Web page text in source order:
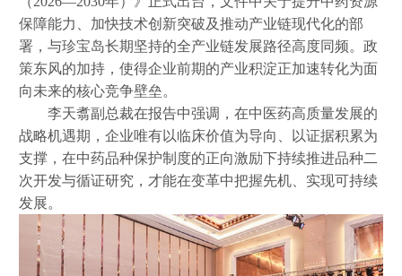
保障能力、加快技术创新突破及推动产业链现代化的部
署，与珍宝岛长期坚持的全产业链发展路径高度同频。政
策东风的加持，使得企业前期的产业积淀正加速转化为面
向未来的核心竞争壁垒。
李天翥副总裁在报告中强调，在中医药高质量发展的
战略机遇期，企业唯有以临床价值为导向、以证据积累为
支撑，在中药品种保护制度的正向激励下持续推进品种二
次开发与循证研究，才能在变革中把握先机、实现可持续
发展。